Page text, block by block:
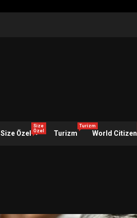
Size Özel
Size
Özel
Turizm
Turizm
World Citizen